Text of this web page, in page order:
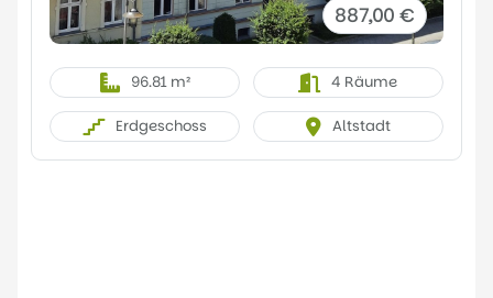
887,00 €
96.81 m² 4 Räume
Erdgeschoss Altstadt